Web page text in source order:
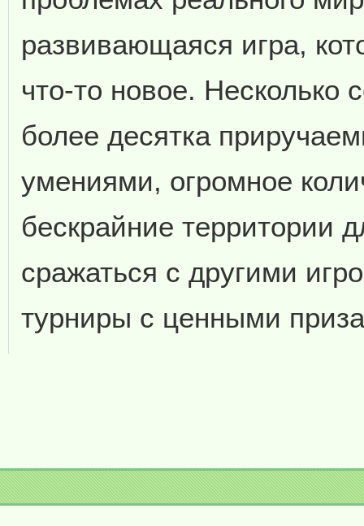
развивающаяся игра,
что-то новое. Несколько
более десятка
умениями, огромное
бескрайние территории
сражаться с другими
турниры с ценными